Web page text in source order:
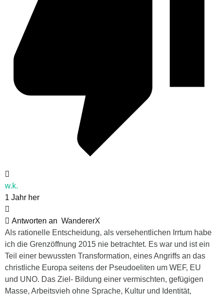
w.k.
1 Jahr her
Antworten an WandererX
Als rationelle Entscheidung, als versehentlichen Irrtum habe
ich die Grenzöffnung 2015 nie betrachtet. Es war und ist ein
Teil einer bewussten Transformation, eines Angriffs an das
christliche Europa seitens der Pseudoeliten um WEF, EU
und UNO. Das Ziel- Bildung einer vermischten, gefügigen
Masse, Arbeitsvieh ohne Sprache, Kultur und Identität,